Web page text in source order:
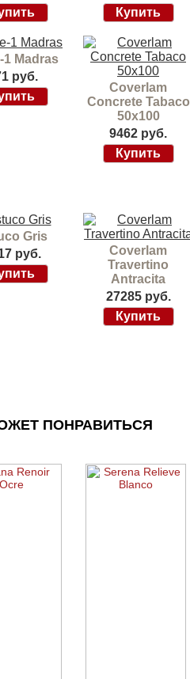
1 Madras
руб.
Coverlam
Concrete Tabaco
50х100
9462 руб.
Gris
руб.
Coverlam
Travertino
Antracita
27285 руб.
ПОНРАВИТЬСЯ